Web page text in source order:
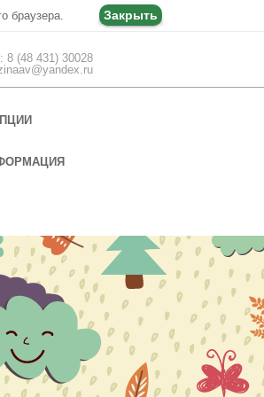
браузера. Закрыть
8 (48 431) 30028